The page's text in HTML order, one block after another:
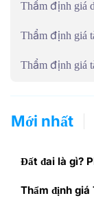
Thẩm định giá
Thẩm định giá
Thẩm định giá
Mới nhất
Đất đai là gì?
Thẩm định